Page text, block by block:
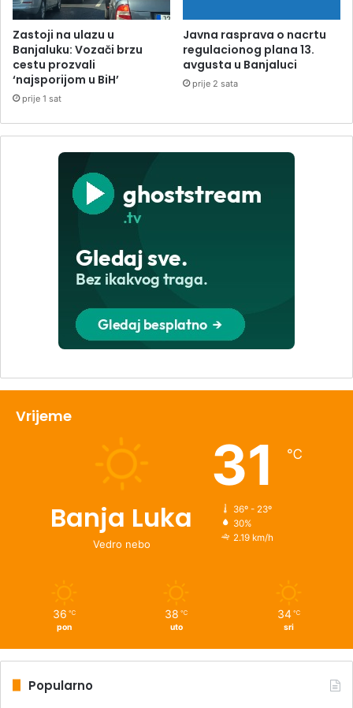
Zastoji na ulazu u
Banjaluku: Vozači brzu
cestu prozvali
‘najsporijom u BiH’
prije 1 sat
Javna rasprava o nacrtu
regulacionog plana 13.
avgusta u Banjaluci
prije 2 sata
Vrijeme
Banja Luka
Vedro nebo
31 ℃
36º - 23º
30%
2.19 km/h
36 ℃
pon
38 ℃
uto
34 ℃
sri
Popularno